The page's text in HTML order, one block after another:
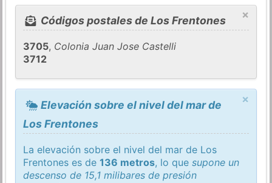
×
Códigos postales de Los Frentones
3705, Colonia Juan Jose Castelli
3712
×
Elevación sobre el nivel del mar de
Los Frentones
La elevación sobre el nivel del mar de Los
Frentones es de136 metros, lo quesupone un
descenso de 15,1 milibares de presión